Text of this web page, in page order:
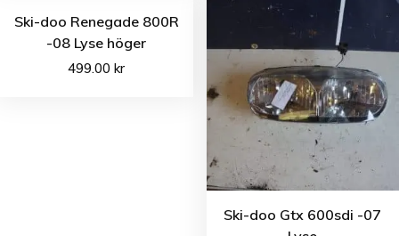
Ski-doo Renegade 800R
-08 Lyse höger
499.00kr
Ski-doo Gtx 600sdi -07